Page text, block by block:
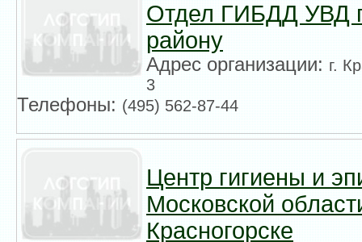
Отдел ГИБДД УВД
району
Адрес организации:г.
3
Телефоны:(495) 562-87-44
Центр гигиены и
Московской
Красногорске